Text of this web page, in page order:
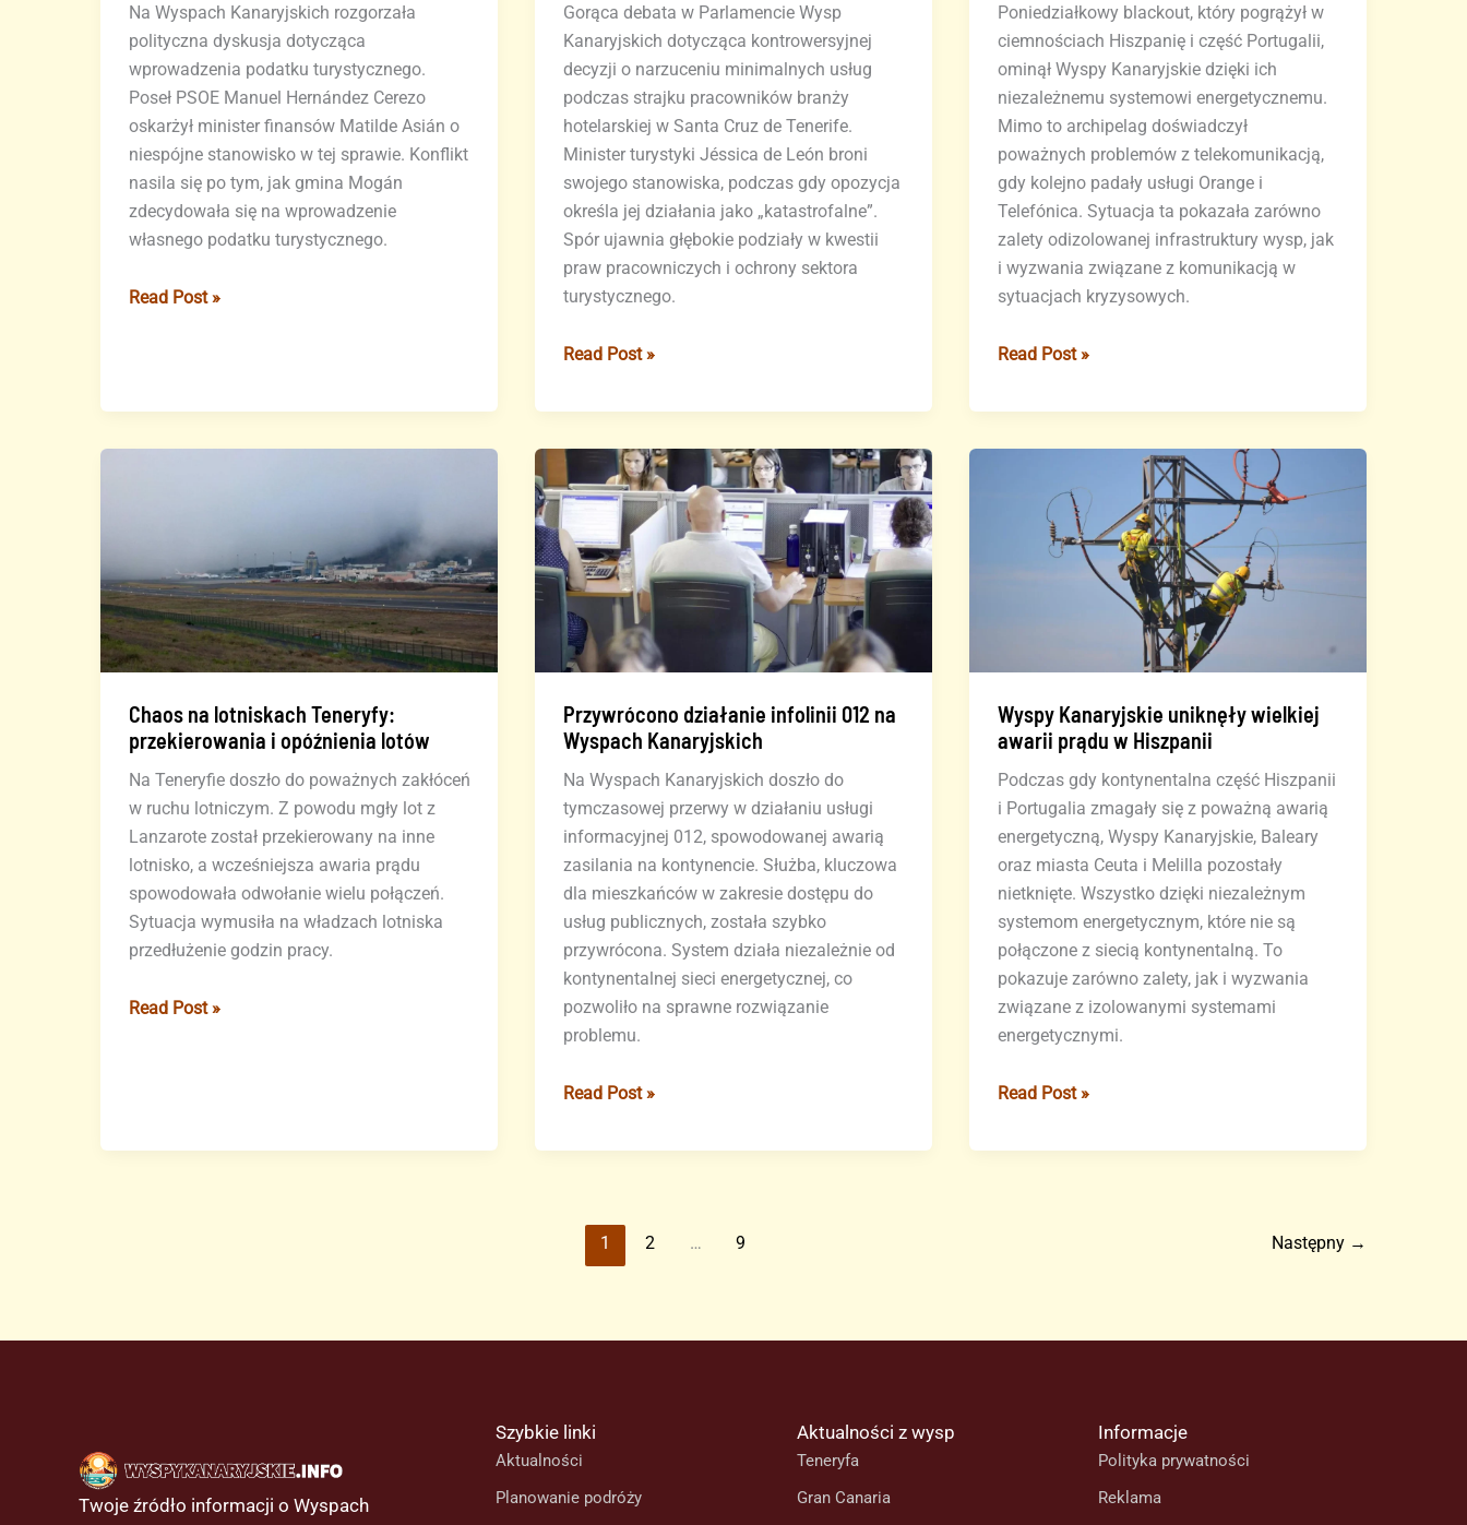
Na Wyspach Kanaryjskich rozgorzała
polityczna dyskusja dotycząca
wprowadzenia podatku turystycznego.
Poseł PSOE Manuel Hernández Cerezo
oskarżył minister finansów Matilde Asián o
niespójne stanowisko w tej sprawie. Konflikt
nasila się po tym, jak gmina Mogán
zdecydowała się na wprowadzenie
własnego podatku turystycznego.
Spór
na
Read Post »
Gorąca debata w Parlamencie Wysp
Kanaryjskich dotycząca kontrowersyjnej
decyzji o narzuceniu minimalnych usług
podczas strajku pracowników branży
hotelarskiej w Santa Cruz de Tenerife.
Minister turystyki Jéssica de León broni
swojego stanowiska, podczas gdy opozycja
określa jej działania jako „katastrofalne”.
Spór ujawnia głębokie podziały w kwestii
praw pracowniczych i ochrony sektora
turystycznego.
Minimalne
podczas
hotelarskiego
na
Teneryfie
Read Post »
Poniedziałkowy blackout, który pogrążył w
ciemnościach Hiszpanię i część Portugalii,
ominął Wyspy Kanaryjskie dzięki ich
niezależnemu systemowi energetycznemu.
Mimo to archipelag doświadczył
poważnych problemów z telekomunikacją,
gdy kolejno padały usługi Orange i
Telefónica. Sytuacja ta pokazała zarówno
zalety odizolowanej infrastruktury wysp, jak
i wyzwania związane z komunikacją w
sytuacjach kryzysowych.
Wyspy
oaza
iberyjskiego
blackoutu
Read Post »
Chaos na lotniskach Teneryfy:
przekierowania i opóźnienia lotów
Na Teneryfie doszło do poważnych zakłóceń
w ruchu lotniczym. Z powodu mgły lot z
Lanzarote został przekierowany na inne
lotnisko, a wcześniejsza awaria prądu
spowodowała odwołanie wielu połączeń.
Sytuacja wymusiła na władzach lotniska
przedłużenie godzin pracy.
Chaos
i
Read Post »
Przywrócono działanie infolinii 012 na
Wyspach Kanaryjskich
Na Wyspach Kanaryjskich doszło do
tymczasowej przerwy w działaniu usługi
informacyjnej 012, spowodowanej awarią
zasilania na kontynencie. Służba, kluczowa
dla mieszkańców w zakresie dostępu do
usług publicznych, została szybko
przywrócona. System działa niezależnie od
kontynentalnej sieci energetycznej, co
pozwoliło na sprawne rozwiązanie
problemu.
Przywrócono
infolinii
Wyspach
Kanaryjskich
Read Post »
Wyspy Kanaryjskie uniknęły wielkiej
awarii prądu w Hiszpanii
Podczas gdy kontynentalna część Hiszpanii
i Portugalia zmagały się z poważną awarią
energetyczną, Wyspy Kanaryjskie, Baleary
oraz miasta Ceuta i Melilla pozostały
nietknięte. Wszystko dzięki niezależnym
systemom energetycznym, które nie są
połączone z siecią kontynentalną. To
pokazuje zarówno zalety, jak i wyzwania
związane z izolowanymi systemami
energetycznymi.
Wyspy
uniknęły
Read Post »
1 2 … 9 Następny →
Twoje źródło informacji o Wyspach
Szybkie linki
Aktualności
Planowanie podróży
Aktualności z wysp
Teneryfa
Gran Canaria
Informacje
Polityka prywatności
Reklama